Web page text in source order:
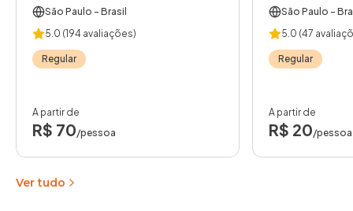
São Paulo - Brasil
5.0 (194 avaliações)
Regular
A partir de
R$ 70/pessoa
São Paulo -
5.0 (47
Regular
A partir de
R$ 20/pessoa
Ver tudo